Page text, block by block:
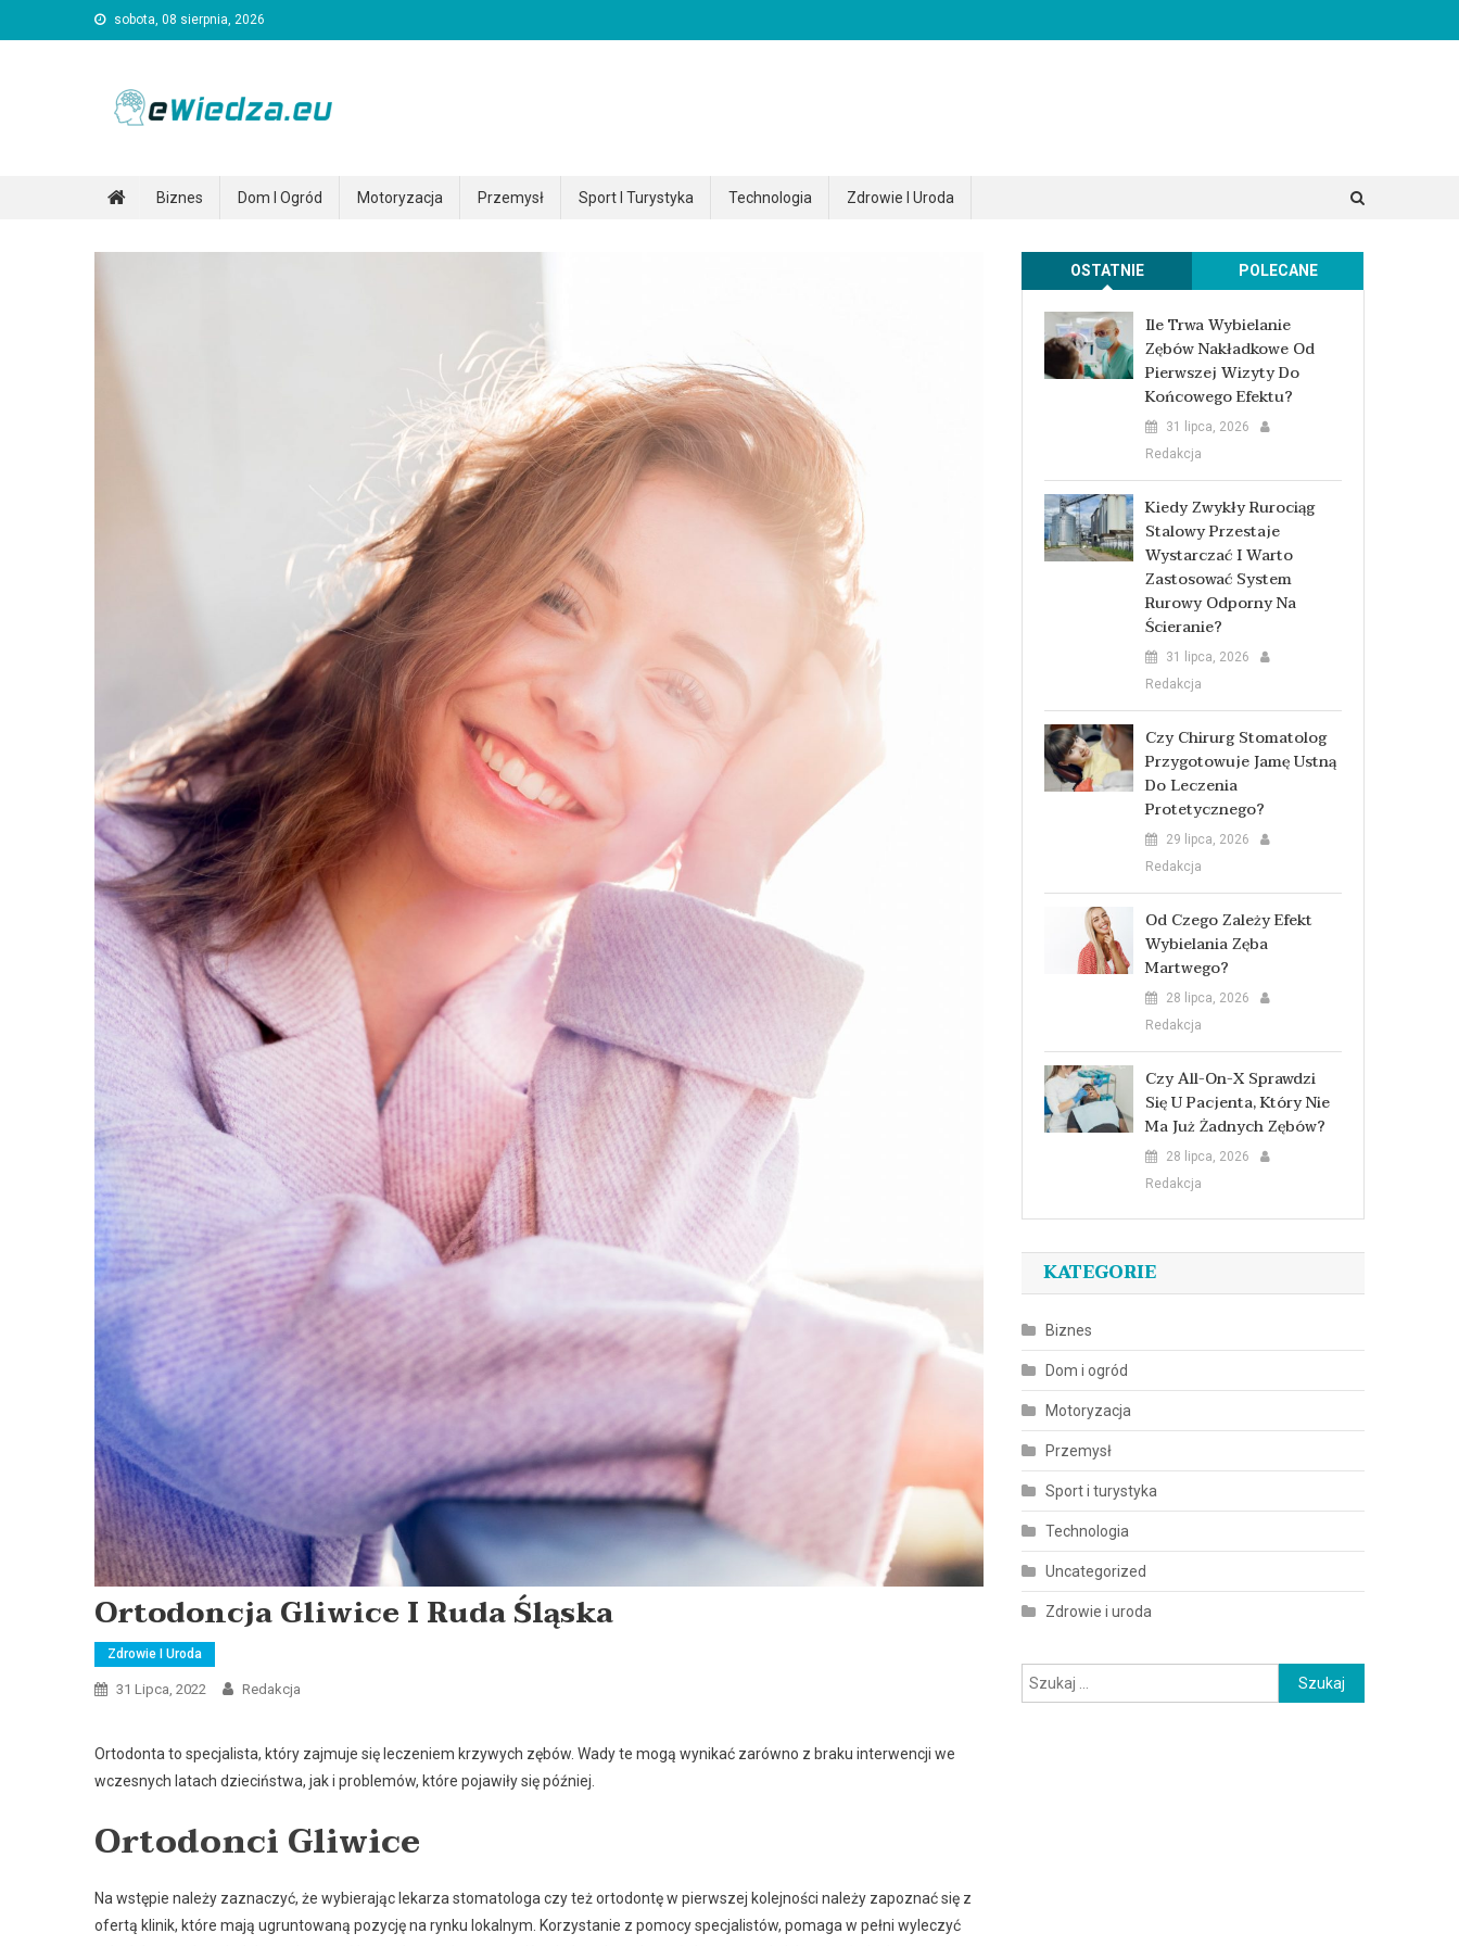
to
sobota, 08 sierpnia, 2026
Biznes Dom I Ogród Motoryzacja Przemysł Sport I Turystyka Technologia Zdrowie I Uroda
Ortodoncja Gliwice I Ruda Śląska
Zdrowie I Uroda
31 Lipca, 2022 Redakcja
Ortodonta to specjalista, który zajmuje się leczeniem krzywych zębów. Wady te mogą wynikać zarówno z braku interwencji we
wczesnych latach dzieciństwa, jak i problemów, które pojawiły się później.
Ortodonci Gliwice
Na wstępie należy zaznaczyć, że wybierając lekarza stomatologa czy też ortodontę w pierwszej kolejności należy zapoznać się z
ofertą klinik, które mają ugruntowaną pozycję na rynku lokalnym. Korzystanie z pomocy specjalistów, pomaga w pełni wyleczyć
OSTATNIE POLECANE
Ile Trwa Wybielanie
Zębów Nakładkowe Od
Pierwszej Wizyty Do
Końcowego Efektu?
31 lipca, 2026
Redakcja
Kiedy Zwykły Rurociąg
Stalowy Przestaje
Wystarczać I Warto
Zastosować System
Rurowy Odporny Na
Ścieranie?
31 lipca, 2026
Redakcja
Czy Chirurg Stomatolog
Przygotowuje Jamę Ustną
Do Leczenia
Protetycznego?
29 lipca, 2026
Redakcja
Od Czego Zależy Efekt
Wybielania Zęba
Martwego?
28 lipca, 2026
Redakcja
Czy All-On-X Sprawdzi
Się U Pacjenta, Który Nie
Ma Już Żadnych Zębów?
28 lipca, 2026
Redakcja
KATEGORIE
Biznes
Dom i ogród
Motoryzacja
Przemysł
Sport i turystyka
Technologia
Uncategorized
Zdrowie i uroda
Szukaj: